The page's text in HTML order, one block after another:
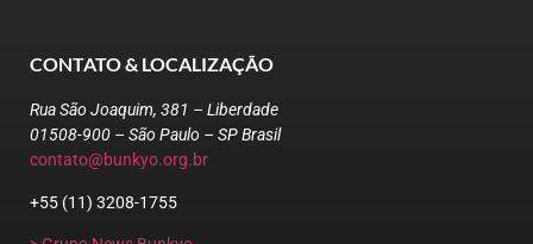
CONTATO & LOCALIZAÇÃO
Rua São Joaquim, 381 – Liberdade
01508-900 – São Paulo – SP Brasil
contato@bunkyo.org.br
+55 (11) 3208-1755